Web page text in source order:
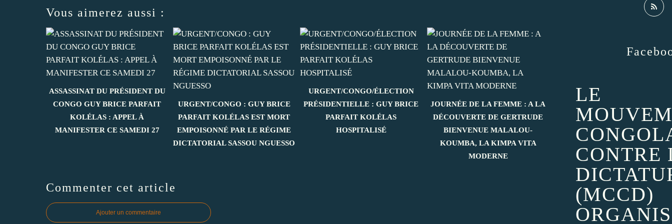
Vous aimerez aussi :
ASSASSINAT DU PRÉSIDENT DU
CONGO GUY BRICE PARFAIT
KOLÉLAS : APPEL À
MANIFESTER CE SAMEDI 27
URGENT/CONGO : GUY BRICE
PARFAIT KOLÉLAS EST MORT
EMPOISONNÉ PAR LE RÉGIME
DICTATORIAL SASSOU NGUESSO
URGENT/CONGO/ÉLECTION
PRÉSIDENTIELLE : GUY BRICE
PARFAIT KOLÉLAS
HOSPITALISÉ
JOURNÉE DE LA FEMME : A LA
DÉCOUVERTE DE GERTRUDE
BIENVENUE MALALOU-
KOUMBA, LA KIMPA VITA
MODERNE
Commenter cet article
Ajouter un commentaire
LE
CONTRE
(MCCD)